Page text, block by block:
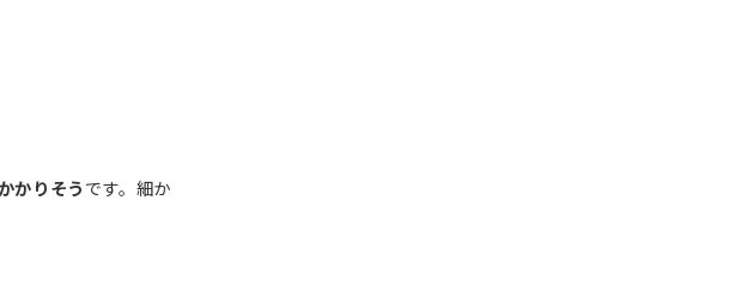
かりそうです。細か